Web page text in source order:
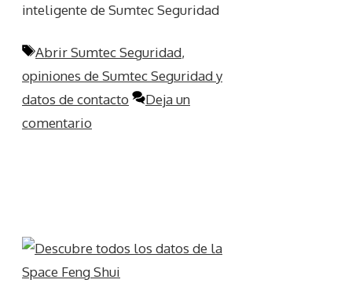
inteligente de Sumtec Seguridad
Etiquetas
Abrir Sumtec Seguridad,
opiniones de Sumtec Seguridad y
datos de contacto
Deja un
comentario